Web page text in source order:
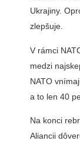
Ukrajiny.
zlepšuje.
V rámci
medzi
NATO
a to len 40
Na konci
Aliancii